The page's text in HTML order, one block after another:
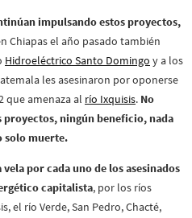
impulsando estos proyectos,
Chiapas el año pasado también
Hidroeléctrico Santo Domingo y a los
les asesinaron por oponerse
que amenaza al río Ixquisis. No
ningún beneficio, nada
solo muerte.
por cada uno de los asesinados
capitalista, por los ríos
el río Verde, San Pedro, Chacté,